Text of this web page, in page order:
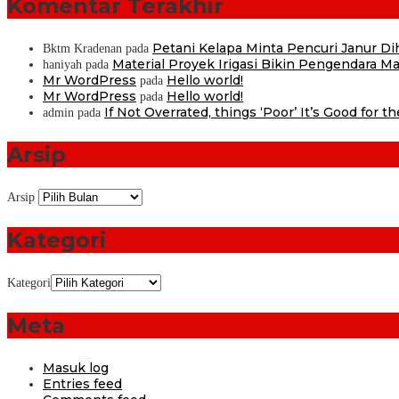
Komentar Terakhir
Bktm Kradenan pada Petani Kelapa Minta Pencuri Janur
haniyah pada Material Proyek Irigasi Bikin Pengendara
Mr WordPress pada Hello world!
Mr WordPress pada Hello world!
admin pada If Not Overrated, things ‘Poor’ It’s Good for
Arsip
Arsip
Kategori
Kategori
Meta
Masuk log
Entries feed